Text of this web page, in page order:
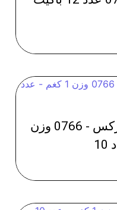
كريم شانتي معجنات ايركس - 0766 وزن